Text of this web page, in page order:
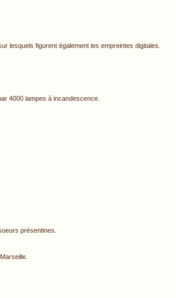
lesquels figurent également les empreintes digitales.
4000 lampes à incandescence.
présentines.